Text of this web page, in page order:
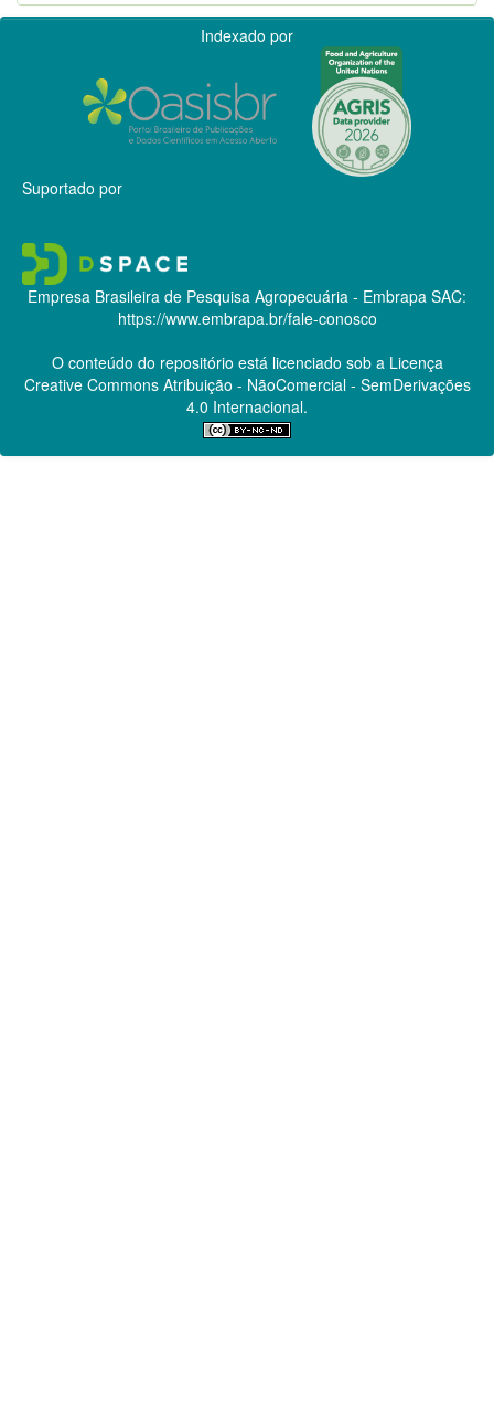
Indexado por
Suportado por
Empresa Brasileira de Pesquisa Agropecuária - Embrapa SAC:
https://www.embrapa.br/fale-conosco
O conteúdo do repositório está licenciado sob a Licença
Creative CommonsAtribuição - NãoComercial - SemDerivações
4.0 Internacional.